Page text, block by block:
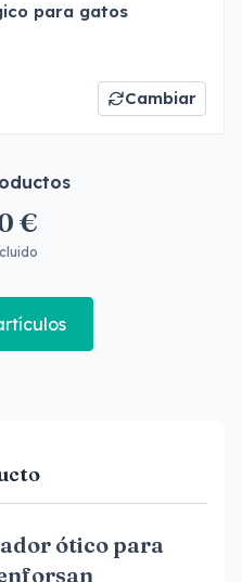
para gatos
Cambiar
€
ótico para